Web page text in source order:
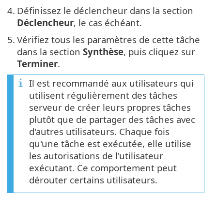
4. Définissez le déclencheur dans la section
Déclencheur, le cas échéant.
5. Vérifiez tous les paramètres de cette tâche
dans la section Synthèse, puis cliquez sur
Terminer.
Il est recommandé aux utilisateurs qui
utilisent régulièrement des tâches
serveur de créer leurs propres tâches
plutôt que de partager des tâches avec
d'autres utilisateurs. Chaque fois
qu'une tâche est exécutée, elle utilise
les autorisations de l'utilisateur
exécutant. Ce comportement peut
dérouter certains utilisateurs.